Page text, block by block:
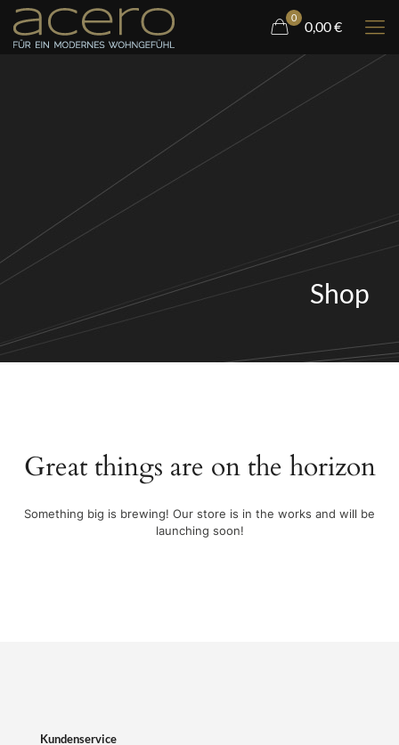
0
0,00 €
Shop
Great things are on the horizon
Something big is brewing! Our store is in the works and will be
launching soon!
Kundenservice